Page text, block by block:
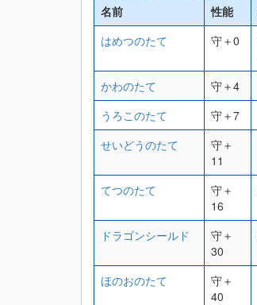
名前 性能
はめつのたて
守＋0
かわのたて
守＋4
うろこのたて
守＋7
せいどうのたて
守＋
11
てつのたて
守＋
16
ドラゴンシールド
守＋
30
ほのおのたて
守＋
40